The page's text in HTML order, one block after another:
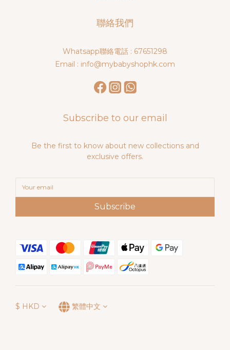
聯絡我們
Whatsapp聯絡電話 : 67651298
Email : info@mybabyshophk.com
Subscribe to our email
Be the first to know about new collections and
exclusive offers.
Subscribe
$ HKD 繁體中文